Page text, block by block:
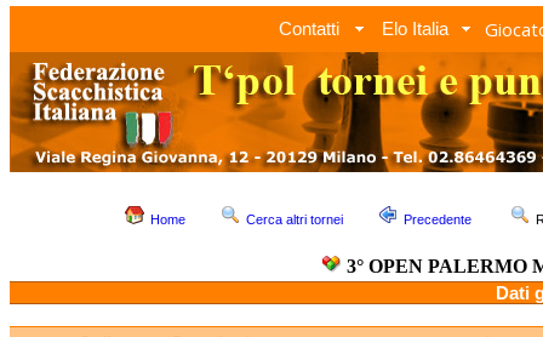
Contatti Elo Italia
Home Cerca altri tornei Precedente
3° OPEN PALERMO
Dati